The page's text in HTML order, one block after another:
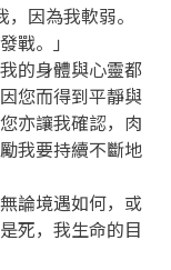
因為我軟弱。
戰。」
的身體與心靈都
您而得到平靜與
亦讓我確認，肉
我要持續不斷地
論境遇如何，或
死，我生命的目